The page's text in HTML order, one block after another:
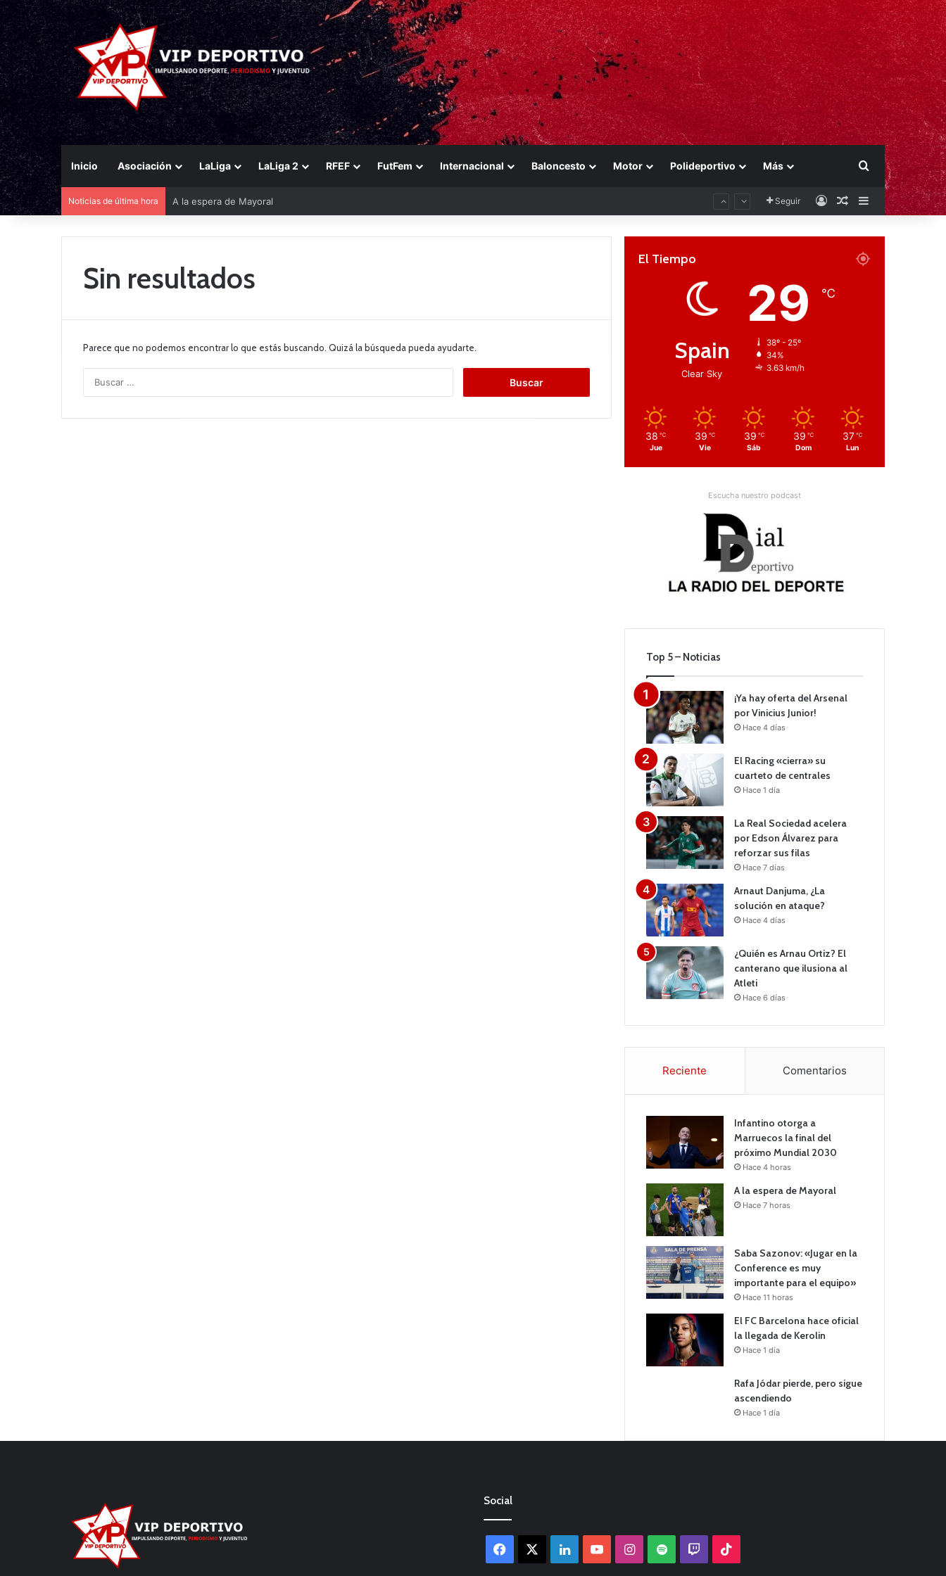
Inicio Asociación LaLiga LaLiga 2 RFEF FutFem Internacional Baloncesto Motor Polideportivo Más Buscar por
Noticias de última hora A la espera de Mayoral Seguir AccesoPublicación al
Barra lateral
Sin resultados
Parece que no podemos encontrar lo que estás buscando. Quizá la búsqueda pueda ayudarte.
c
El Tiempo
Spain
Clear Sky
29 ℃
38º - 25º
34%
3.63 km/h
38 ℃
Jue
39 ℃
Vie
39 ℃
Sáb
39 ℃
Dom
37 ℃
Lun
Escucha nuestro podcast
Top 5 – Noticias
¡Ya hay oferta del Arsenal
por Vinicius Junior!
Hace 4 días
El Racing «cierra» su
cuarteto de centrales
Hace 1 día
La Real Sociedad acelera
por Edson Álvarez para
reforzar sus filas
Hace 7 días
Arnaut Danjuma, ¿La
solución en ataque?
Hace 4 días
¿Quién es Arnau Ortiz? El
canterano que ilusiona al
Atleti
Hace 6 días
Reciente Comentarios
Infantino otorga a
Marruecos la final del
próximo Mundial 2030
Hace 4 horas
A la espera de Mayoral
Hace 7 horas
Saba Sazonov: «Jugar en la
Conference es muy
importante para el equipo»
Hace 11 horas
El FC Barcelona hace oficial
la llegada de Kerolin
Hace 1 día
Rafa Jódar pierde, pero sigue
ascendiendo
Hace 1 día
Social
Facebook LinkedInYouTubeInstagram
Spotify Twitch